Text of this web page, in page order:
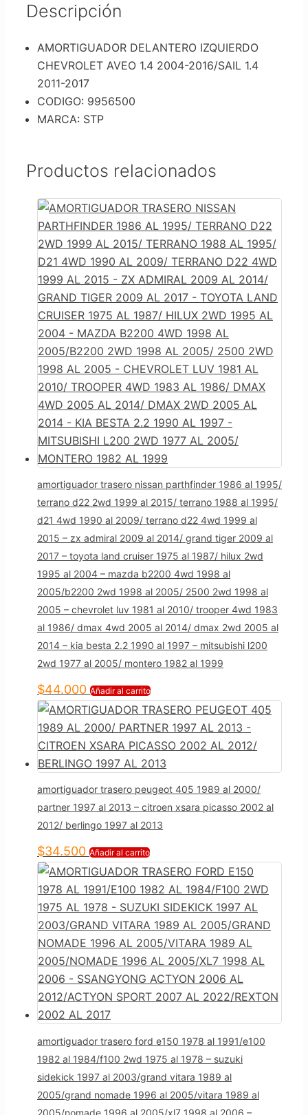
Descripción
AMORTIGUADOR DELANTERO IZQUIERDO
CHEVROLET AVEO 1.4 2004-2016/SAIL 1.4
2011-2017
CODIGO: 9956500
MARCA: STP
Productos relacionados
amortiguador trasero nissan parthfinder 1986 al 1995/
terrano d22 2wd 1999 al 2015/ terrano 1988 al 1995/
d21 4wd 1990 al 2009/ terrano d22 4wd 1999 al
2015 – zx admiral 2009 al 2014/ grand tiger 2009 al
2017 – toyota land cruiser 1975 al 1987/ hilux 2wd
1995 al 2004 – mazda b2200 4wd 1998 al
2005/b2200 2wd 1998 al 2005/ 2500 2wd 1998 al
2005 – chevrolet luv 1981 al 2010/ trooper 4wd 1983
al 1986/ dmax 4wd 2005 al 2014/ dmax 2wd 2005 al
2014 – kia besta 2.2 1990 al 1997 – mitsubishi l200
2wd 1977 al 2005/ montero 1982 al 1999
$44.000 Añadir al carrito
amortiguador trasero peugeot 405 1989 al 2000/
partner 1997 al 2013 – citroen xsara picasso 2002 al
2012/ berlingo 1997 al 2013
$34.500 Añadir al carrito
amortiguador trasero ford e150 1978 al 1991/e100
1982 al 1984/f100 2wd 1975 al 1978 – suzuki
sidekick 1997 al 2003/grand vitara 1989 al
2005/grand nomade 1996 al 2005/vitara 1989 al
2005/nomade 1996 al 2005/xl7 1998 al 2006 –